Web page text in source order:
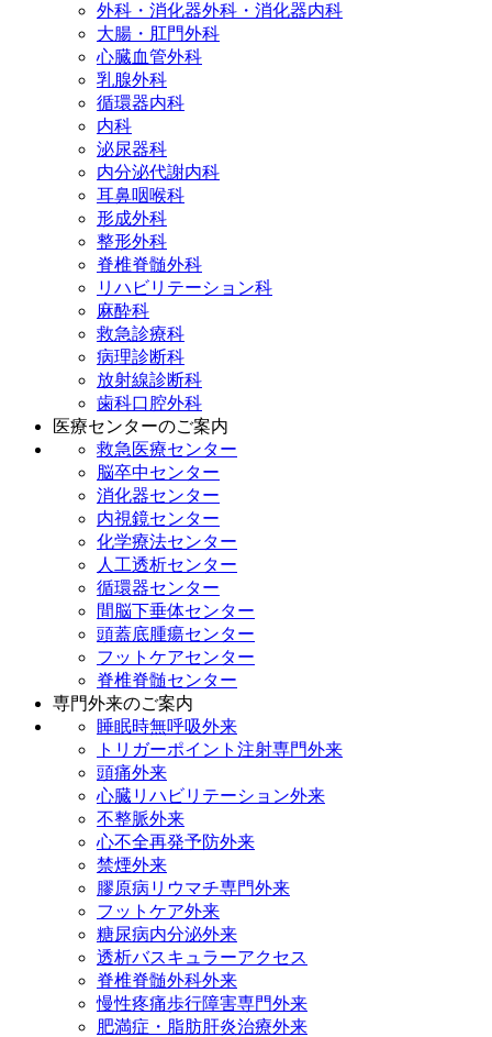
外科・消化器外科・消化器内科
大腸・肛門外科
心臓血管外科
乳腺外科
循環器内科
内科
泌尿器科
内分泌代謝内科
耳鼻咽喉科
形成外科
整形外科
脊椎脊髄外科
リハビリテーション科
麻酔科
救急診療科
病理診断科
放射線診断科
歯科口腔外科
医療センターのご案内
救急医療センター
脳卒中センター
消化器センター
内視鏡センター
化学療法センター
人工透析センター
循環器センター
間脳下垂体センター
頭蓋底腫瘍センター
フットケアセンター
脊椎脊髄センター
専門外来のご案内
睡眠時無呼吸外来
トリガーポイント注射専門外来
頭痛外来
心臓リハビリテーション外来
不整脈外来
心不全再発予防外来
禁煙外来
膠原病リウマチ専門外来
フットケア外来
糖尿病内分泌外来
透析バスキュラーアクセス
脊椎脊髄外科外来
慢性疼痛歩行障害専門外来
肥満症・脂肪肝炎治療外来